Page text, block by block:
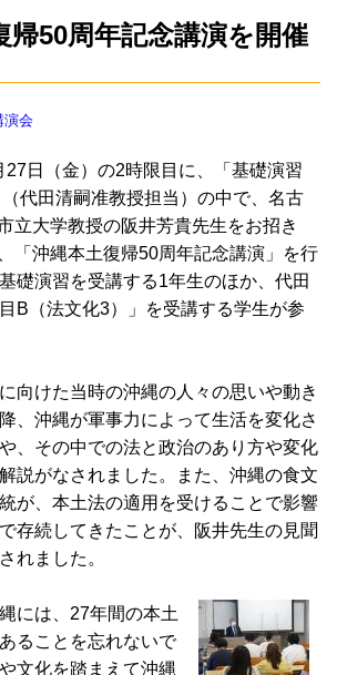
帰50周年記念講演を開催
演会
27日（金）の2時限目に、「基礎演習
（代田清嗣准教授担当）の中で、名古
立大学教授の阪井芳貴先生をお招き
「沖縄本土復帰50周年記念講演」を行
礎演習を受講する1年生のほか、代田
B（法文化3）」を受講する学生が参
向けた当時の沖縄の人々の思いや動き
、沖縄が軍事力によって生活を変化さ
、その中での法と政治のあり方や変化
説がなされました。また、沖縄の食文
が、本土法の適用を受けることで影響
存続してきたことが、阪井先生の見聞
れました。
には、27年間の本土
ることを忘れないで
文化を踏まえて沖縄